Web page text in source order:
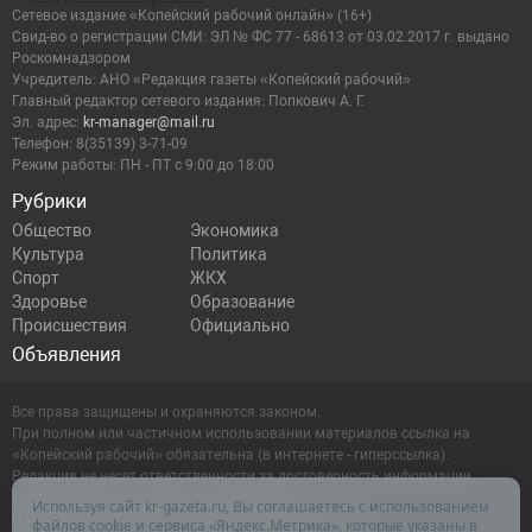
Рубрики
Общество
Экономика
Культура
Политика
Спорт
ЖКХ
Здоровье
Образование
Происшествия
Официально
Объявления
Сетевое издание «Копейский рабочий онлайн» (16+)
Cвид-во о регистрации СМИ: ЭЛ № ФС 77 - 68613 от 03.02.2017 г. выдано
Роскомнадзором
Учредитель: АНО «Редакция газеты «Копейский рабочий»
Главный редактор сетевого издания: Попкович А. Г.
Эл. адрес: kr-manager@mail.ru
Телефон: 8(35139) 3-71-09
Режим работы: ПН - ПТ с 9:00 до 18:00
Все права защищены и охраняются законом.
При полном или частичном использовании материалов ссылка на
«Копейский рабочий» обязательна (в интернете - гиперссылка).
Редакция не несет ответственности за достоверность информации,
содержащейся в рекламных объявлениях.
Настоящий ресурс может содержать материалы 16+
Используя сайт kr-gazeta.ru, Вы соглашаетесь с использованием
файлов cookie и сервиса «Яндекс.Метрика», которые указаны в